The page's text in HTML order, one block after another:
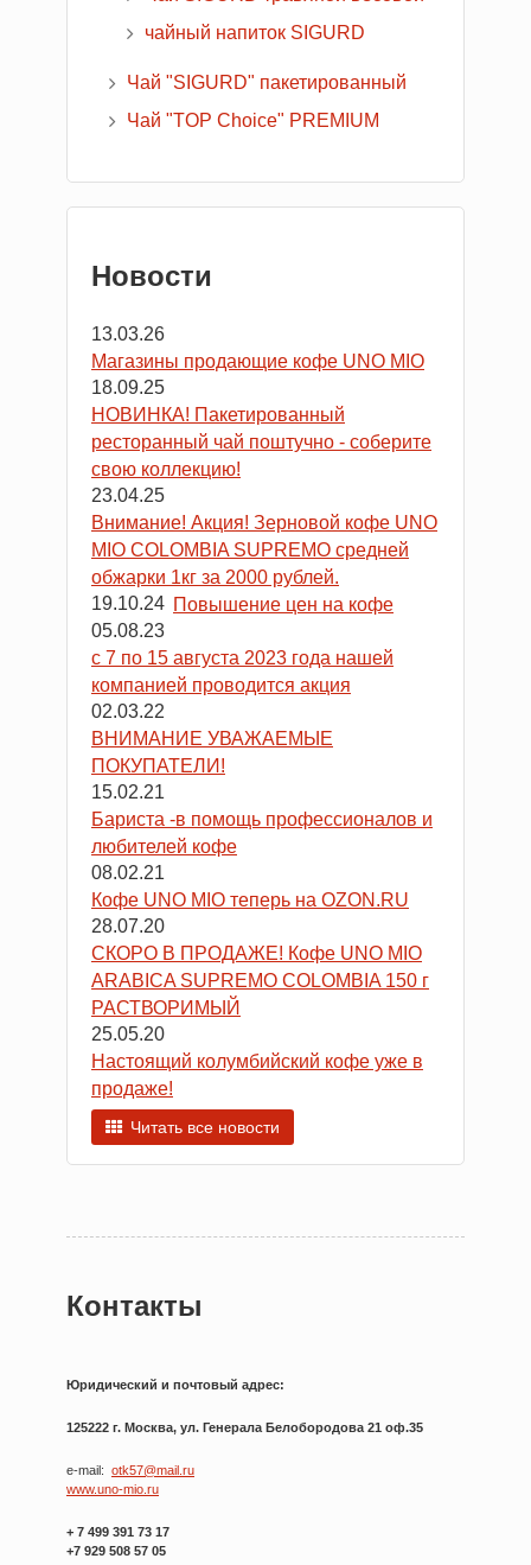
чайный напиток SIGURD
Чай "SIGURD" пакетированный
Чай "TOP Choice" PREMIUM
Новости
13.03.26
Магазины продающие кофе UNO MIO
18.09.25
НОВИНКА! Пакетированный
ресторанный чай поштучно - соберите
свою коллекцию!
23.04.25
Внимание! Акция! Зерновой кофе UNO
MIO COLOMBIA SUPREMO средней
обжарки 1кг за 2000 рублей.
19.10.24 Повышение цен на кофе
05.08.23
с 7 по 15 августа 2023 года нашей
компанией проводится акция
02.03.22
ВНИМАНИЕ УВАЖАЕМЫЕ
ПОКУПАТЕЛИ!
15.02.21
Бариста -в помощь профессионалов и
любителей кофе
08.02.21
Кофе UNO MIO теперь на OZON.RU
28.07.20
СКОРО В ПРОДАЖЕ! Кофе UNO MIO
ARABICA SUPREMO COLOMBIA 150 г
РАСТВОРИМЫЙ
25.05.20
Настоящий колумбийский кофе уже в
продаже!
Читать все новости
Контакты
Юридический и почтовый адрес:
125222 г. Москва, ул. Генерала Белобородова 21 оф.35
e-mail: otk57@mail.ru
www.uno-mio.ru
+ 7 499 391 73 17
+7 929 508 57 05